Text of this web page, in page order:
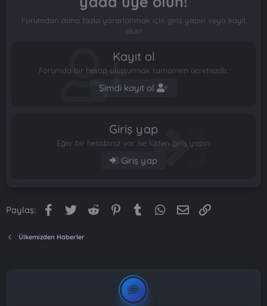
Forumdan daha fazla yararlanmak için giriş yapın veya kayıt
olun!
Kayıt ol
Forumda bir hesap oluşturmak tamamen ücretsizdir.
Şimdi kayıt ol
Giriş yap
Eğer bir hesabınız var ise lütfen giriş yapın
Giriş yap
Paylaş: Facebook
Twitter Reddit PinterestTumblr WhatsApp
E-posta
Ülkemizden Haberler